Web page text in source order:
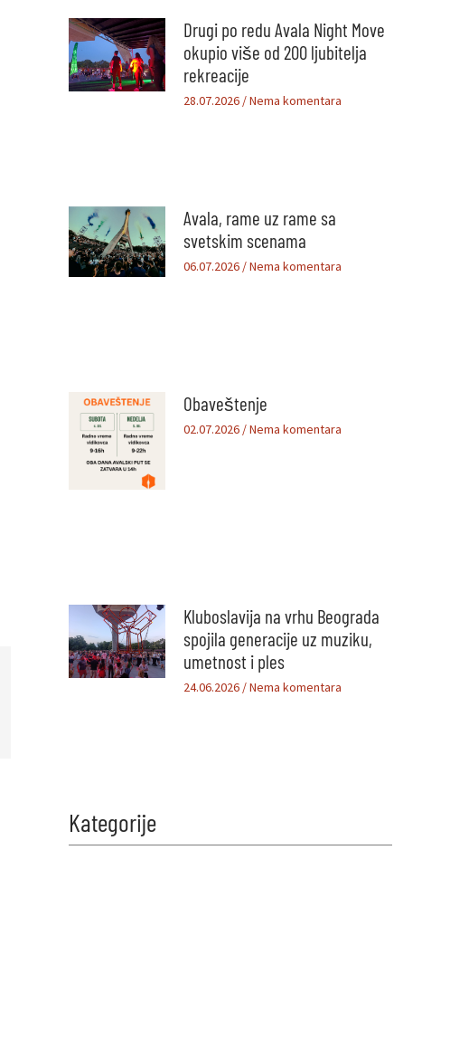
Drugi po redu Avala Night Move
okupio više od 200 ljubitelja
rekreacije
28.07.2026 Nema komentara
Avala, rame uz rame sa
svetskim scenama
06.07.2026 Nema komentara
Obaveštenje
02.07.2026 Nema komentara
Kluboslavija na vrhu Beograda
spojila generacije uz muziku,
umetnost i ples
24.06.2026 Nema komentara
Kategorije